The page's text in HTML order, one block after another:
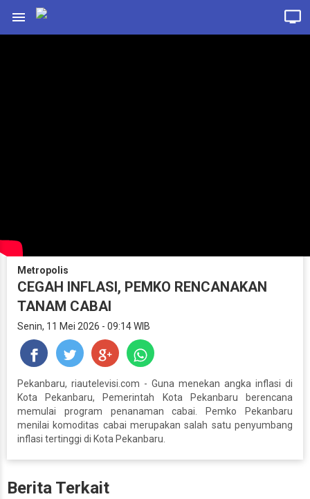
Metropolis
CEGAH INFLASI, PEMKO RENCANAKAN
TANAM CABAI
Senin, 11 Mei 2026 - 09:14 WIB
Pekanbaru, riautelevisi.com - Guna menekan angka inflasi di
Kota Pekanbaru, Pemerintah Kota Pekanbaru berencana
memulai program penanaman cabai. Pemko Pekanbaru
menilai komoditas cabai merupakan salah satu penyumbang
inflasi tertinggi di Kota Pekanbaru.
Berita Terkait